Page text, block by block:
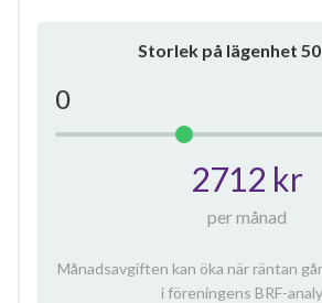
Storlek på lägenhet 50
0
2712 kr
per månad
Månadsavgiften kan öka när räntan
i föreningens BRF-